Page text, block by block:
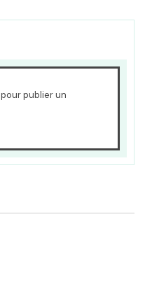
pour publier un